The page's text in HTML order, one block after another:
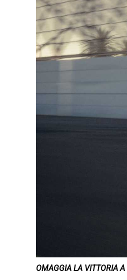
OMAGGIA LA VITTORIA A